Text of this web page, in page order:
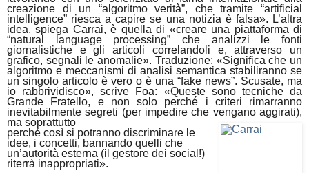
creazione di un “algoritmo verità”, che tramite “artificial
intelligence” riesca a capire se una notizia è falsa». L’altra
idea, spiega Carrai, è quella di «creare una piattaforma di
“natural language processing” che analizzi le fonti
giornalistiche e gli articoli correlandoli e, attraverso un
grafico, segnali le anomalie». Traduzione: «Significa che un
algoritmo e meccanismi di analisi semantica stabiliranno se
un singolo articolo è vero o è una “fake news”. Scusate, ma
io rabbrividisco», scrive Foa: «Queste sono tecniche da
Grande Fratello, e non solo perché i criteri rimarranno
inevitabilmente segreti (per impedire che vengano aggirati),
ma soprattutto
perché così si potranno discriminare le
idee, i concetti, bannando quelli che
un’autorità esterna (il gestore dei social!)
riterrà inappropriati».